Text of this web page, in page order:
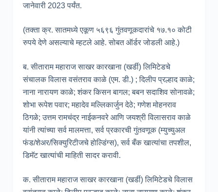
जानेवारी 2023 पर्यंत.
(तक्ता क्र. सातमध्ये एकूण ५६९६ गुंतवणूकदारांचे १७.१० कोटी
रुपये देणे असल्याचे म्हटले आहे. सोबत ऑर्डर जोडली आहे.)
ब. सीताराम महाराज साखर कारखाना (खर्डी) लिमिटेडचे
संचालक विलास वसंतराव काळे (एम. डी.) ; दिलीप प्रल्हाद काळे;
नाना नारायण काळे; शंकर किसन बागल; बबन सदाशिव सोनावळे;
शोभा रूपेश पवार; महादेव मल्लिकार्जुन देठे; गणेश मोहनराव
ठिगळे; उत्तम रामचंद्र नाईकनवरे आणि जयश्री विलासराव काळे
यांनी त्यांच्या सर्व मालमत्ता, सर्व प्रकारची गुंतवणूक (म्युच्युअल
फंड/शेअर/सिक्युरिटीजचे होल्डिंग्स), सर्व बँक खात्यांचा तपशील,
डिमॅट खात्यांची माहिती सादर करावी.
क. सीताराम महाराज साखर कारखाना (खर्डी) लिमिटेडचे विलास